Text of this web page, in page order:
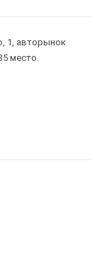
1, авторынок
место.